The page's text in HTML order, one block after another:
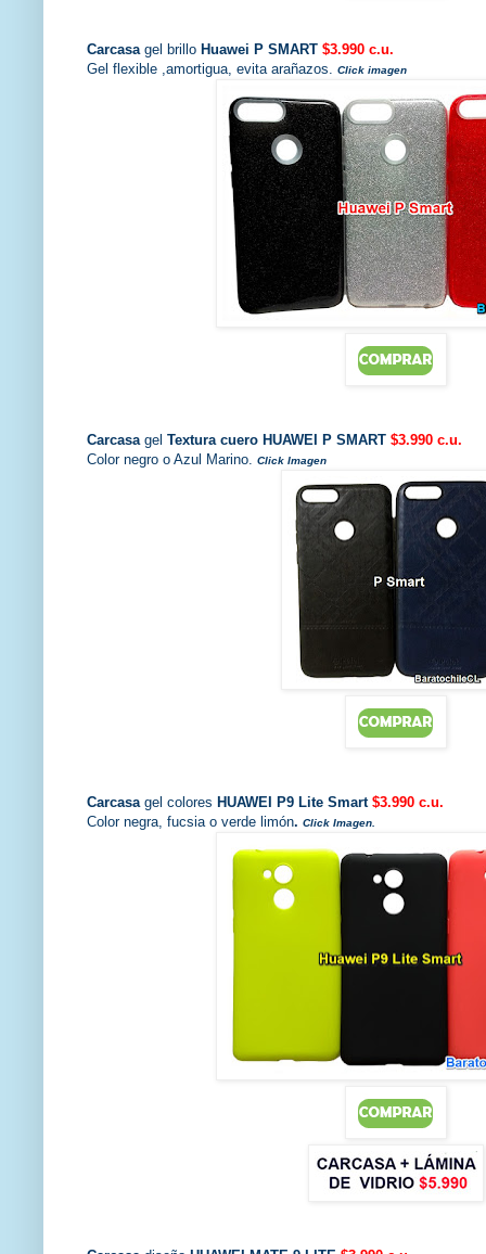
Carcasa gel brillo Huawei P SMART $3.990 c.u.
Gel flexible ,amortigua, evita arañazos. Click imagen
Carcasa gel Textura cuero HUAWEI P SMART $3.990 c.u.
Color negro o Azul Marino. Click Imagen
Carcasagel colores HUAWEI P9 Lite Smart $3.990 c.u.
Color negra, fucsia o verde limón. Click Imagen.